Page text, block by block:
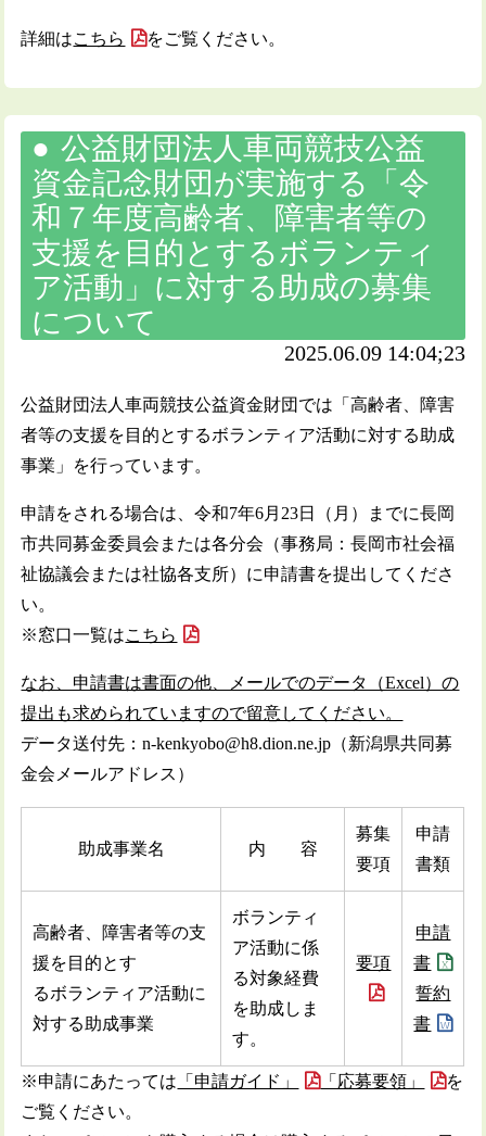
詳細はこちら をご覧ください。
公益財団法人車両競技公益
資金記念財団が実施する「令
和７年度高齢者、障害者等の
支援を目的とするボランティ
ア活動」に対する助成の募集
について
2025.06.09 14:04;23
公益財団法人車両競技公益資金財団では「高齢者、障害
者等の支援を目的とするボランティア活動に対する助成
事業」を行っています。
申請をされる場合は、令和7年6月23日（月）までに長岡
市共同募金委員会または各分会（事務局：長岡市社会福
祉協議会または社協各支所）に申請書を提出してくださ
い。
※窓口一覧はこちら
なお、申請書は書面の他、メールでのデータ（Excel）の
提出も求められていますので留意してください。
データ送付先：n-kenkyobo@h8.dion.ne.jp（新潟県共同募
金会メールアドレス）
助成事業名 内 容
募集
要項
申請
書類
高齢者、障害者等の支
援を目的とす
るボランティア活動に
対する助成事業
ボランティ
ア活動に係
る対象経費
を助成しま
す。
要項
申請
書
誓約
書
※申請にあたっては 「申請ガイド」 「応募要領」
を
ご覧ください。